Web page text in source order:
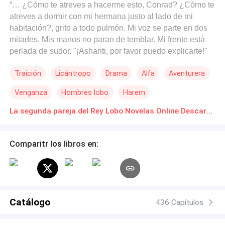
“… ¿Cómo te atreves a hacerme esto, Conrad? ¿Cómo te
atreves a dormir con mi hermana justo al lado de mi
habitación?, grito a todo pulmón. Mi voz se parte en dos
mitades. Mis manos no paran de temblar. Mi frente está
perlada de sudor. "¡Ashanti, por favor puedo explicarte!"
no puede porque está rígido debajo del edredón.
todo pulmón y aparto mis ojos de Conrad y los pego en
su cara. No parece asustada ni culpable como Conrad.
al respecto?"…. Después de sorprender de repente a su
las cosas no podían empeorar para ella hasta que Lobo
Beta apareció en la manada de su padre y la escogió
quien tendrá la oportunidad de ser elegido como
Traición Licántropo Drama Alfa Aventurera
Venganza Hombres lobo Harem
La segunda pareja del Rey Lobo Novelas Online Descarga gratuita de PDF
Comparitr los libros en:
Catálogo 436 Capítulos